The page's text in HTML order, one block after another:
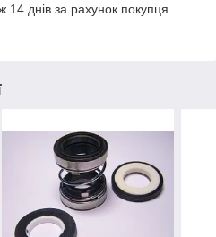
днів за рахунок покупця